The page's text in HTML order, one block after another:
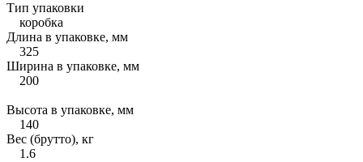
Тип упаковки
коробка
Длина в упаковке, мм
325
Ширина в упаковке, мм
200
Высота в упаковке, мм
140
Вес (брутто), кг
1.6